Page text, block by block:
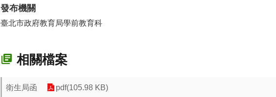
發布機關
臺北市政府教育局學前教育科
相關檔案
衛生局函 pdf(105.98 KB)